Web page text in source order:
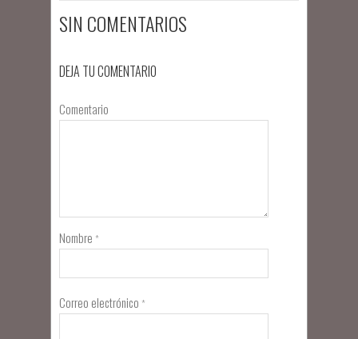
SIN COMENTARIOS
DEJA TU COMENTARIO
Comentario
Nombre *
Correo electrónico *